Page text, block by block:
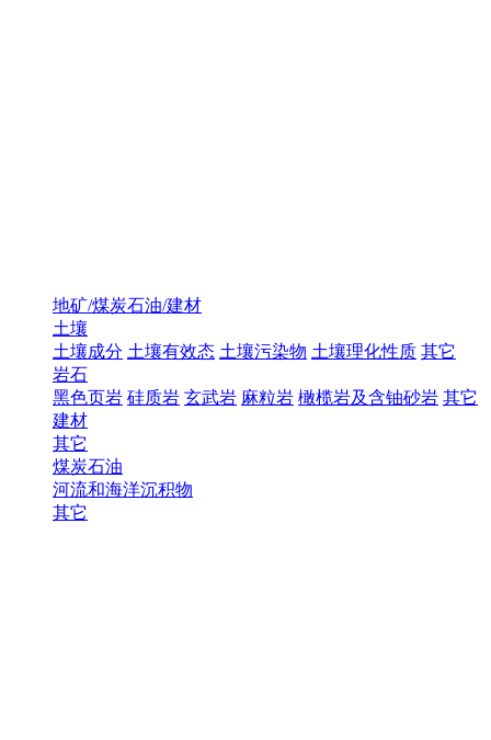
地矿/煤炭石油/建材
土壤
土壤成分 土壤有效态 土壤污染物 土壤理化性质 其它
岩石
黑色页岩 硅质岩 玄武岩 麻粒岩 橄榄岩及含铀砂岩 其它
建材
其它
煤炭石油
河流和海洋沉积物
其它